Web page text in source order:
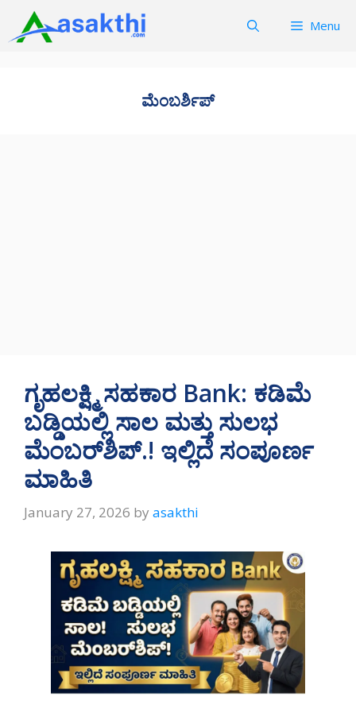
content
Menu
ಮೆಂಬರ್ಶಿಪ್
ಗೃಹಲಕ್ಷ್ಮಿ ಸಹಕಾರ Bank: ಕಡಿಮೆ
ಬಡ್ಡಿಯಲ್ಲಿ ಸಾಲ ಮತ್ತು ಸುಲಭ
ಮೆಂಬರ್‌ಶಿಪ್.! ಇಲ್ಲಿದೆ ಸಂಪೂರ್ಣ
ಮಾಹಿತಿ
January 27, 2026 by asakthi